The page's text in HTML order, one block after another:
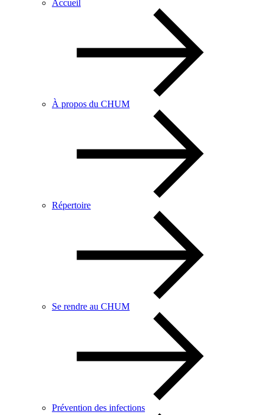
Accueil
À propos du CHUM
Répertoire
Se rendre au CHUM
Prévention des infections